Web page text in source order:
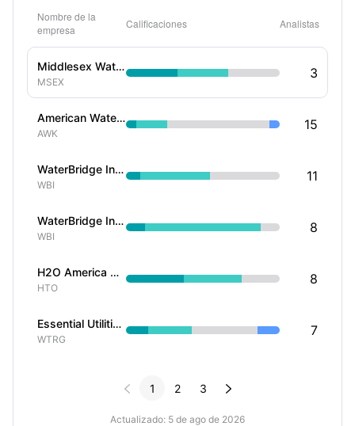
Nombre de la
empresa
Calificaciones Analistas
Middlesex Water Co
MSEX
3
American Water Works Company Inc
AWK
15
WaterBridge Infrastructure LLC
WBI
11
WaterBridge Infrastructure LLC
WBI
8
H2O America Ord Shs
HTO
8
Essential Utilities Inc
WTRG
7
 1 2 3 
Actualizado: 5 de ago de 2026